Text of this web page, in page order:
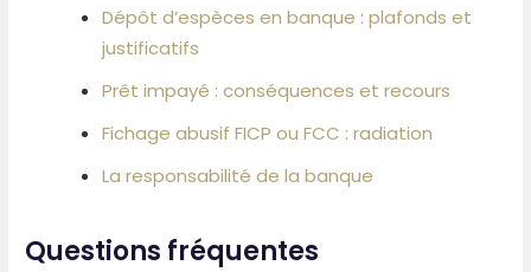
Dépôt d’espèces en banque : plafonds et
justificatifs
Prêt impayé : conséquences et recours
Fichage abusif FICP ou FCC : radiation
La responsabilité de la banque
Questions fréquentes